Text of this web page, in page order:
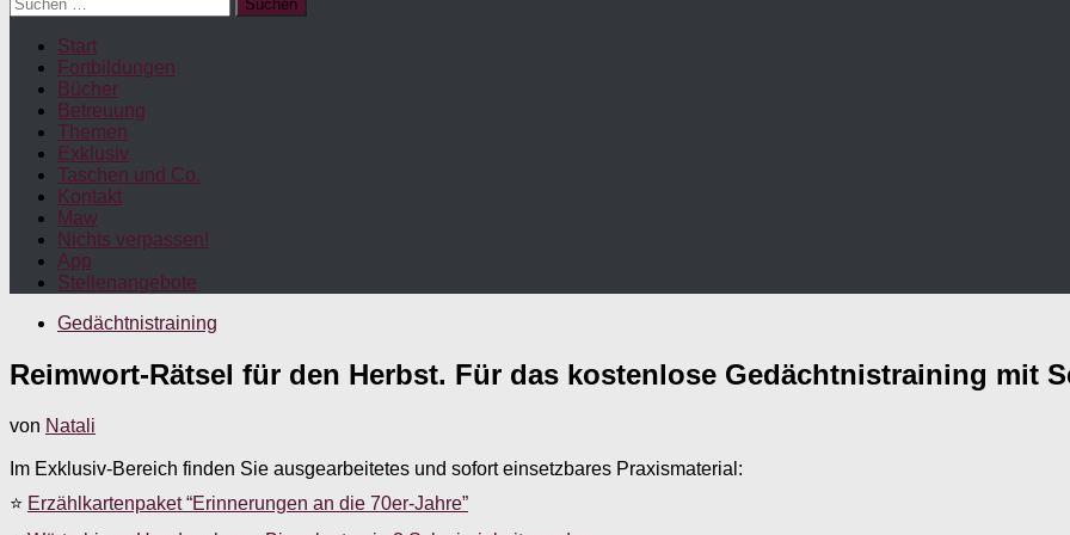
nach:
Start
Fortbildungen
Bücher
Betreuung
Themen
Exklusiv
Taschen und Co.
Kontakt
Maw
Nichts verpassen!
App
Stellenangebote
Gedächtnistraining
Reimwort-Rätsel für den Herbst. Für das kostenlose Gedächtnistraining mit
von Natali
Im Exklusiv-Bereich finden Sie ausgearbeitetes und sofort einsetzbares Praxismaterial:
⭐ Erzählkartenpaket “Erinnerungen an die 70er-Jahre”